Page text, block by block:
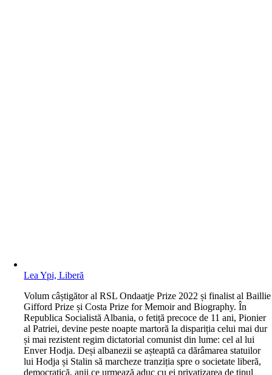
Lea Ypi, Liberă
Volum câștigător al RSL Ondaatje Prize 2022 și finalist al Baillie
Gifford Prize și Costa Prize for Memoir and Biography. În
Republica Socialistă Albania, o fetiță precoce de 11 ani, Pionier
al Patriei, devine peste noapte martoră la dispariția celui mai dur
și mai rezistent regim dictatorial comunist din lume: cel al lui
Enver Hodja. Deși albanezii se așteaptă ca dărâmarea statuilor
lui Hodja și Stalin să marcheze tranziția spre o societate liberă,
democratică, anii ce urmează aduc cu ei privatizarea de tipul